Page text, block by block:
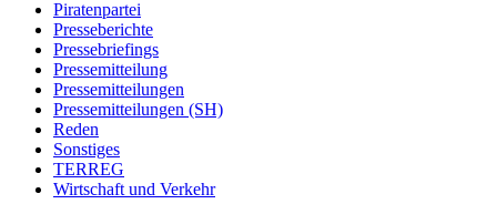
Piratenpartei
Presseberichte
Pressebriefings
Pressemitteilung
Pressemitteilungen
Pressemitteilungen (SH)
Reden
Sonstiges
TERREG
Wirtschaft und Verkehr